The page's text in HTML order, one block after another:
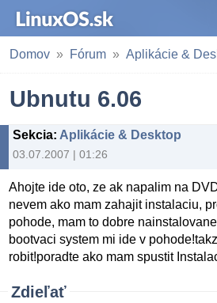
Domov Fórum Aplikácie &
Ubnutu 6.06
Sekcia: Aplikácie & Desktop
03.07.2007 | 01:26
Ahojte ide oto, ze ak napalim na
nevem ako mam zahajit instalaciu,
pohode, mam to dobre
bootvaci system mi ide v
robit!poradte ako mam spustit
Zdieľať